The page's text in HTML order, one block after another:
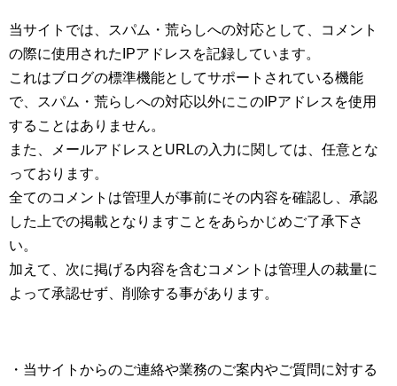
当サイトでは、スパム・荒らしへの対応として、コメント
の際に使用されたIPアドレスを記録しています。
これはブログの標準機能としてサポートされている機能
で、スパム・荒らしへの対応以外にこのIPアドレスを使用
することはありません。
また、メールアドレスとURLの入力に関しては、任意とな
っております。
全てのコメントは管理人が事前にその内容を確認し、承認
した上での掲載となりますことをあらかじめご了承下さ
い。
加えて、次に掲げる内容を含むコメントは管理人の裁量に
よって承認せず、削除する事があります。
・当サイトからのご連絡や業務のご案内やご質問に対する